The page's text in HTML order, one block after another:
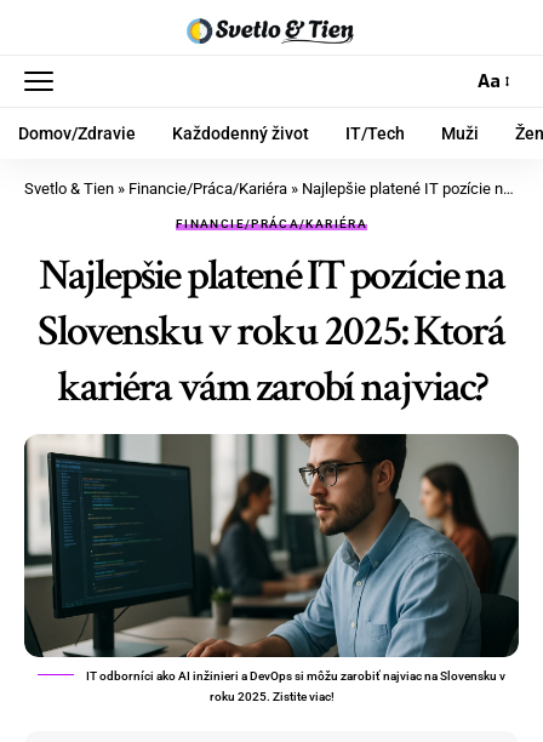
Aa
Domov/Zdravie Každodenný život IT/Tech Muži
Svetlo & Tien » Financie/Práca/Kariéra » Najlepšie platené IT pozície na Slovensku v roku 2025: Ktorá kariéra vám zarobí najviac?
FINANCIE/PRÁCA/KARIÉRA
Najlepšie platené IT pozície na
Slovensku v roku 2025: Ktorá
kariéra vám zarobí najviac?
IT odborníci ako AI inžinieri a DevOps si môžu zarobiť najviac na Slovensku v
roku 2025. Zistite viac!